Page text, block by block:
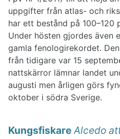
Flugsnappare-mesar
Sommargylling-starar
uppgifter från atlas- och
har ett bestånd på
Under hösten gjordes även
gamla fenologirekordet.
från tidigare var 15
nattskärror lämnar landet
augusti men årligen görs
oktober i södra Sverige.
Kungsfiskare Alcedo